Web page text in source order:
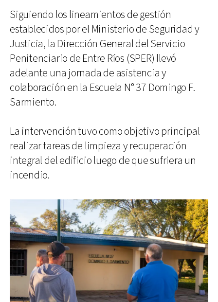
Siguiendo los lineamientos de gestión
establecidos por el Ministerio de Seguridad y
Justicia, la Dirección General del Servicio
Penitenciario de Entre Ríos (SPER) llevó
adelante una jornada de asistencia y
colaboración en la Escuela N° 37 Domingo F.
Sarmiento.
La intervención tuvo como objetivo principal
realizar tareas de limpieza y recuperación
integral del edificio luego de que sufriera un
incendio.